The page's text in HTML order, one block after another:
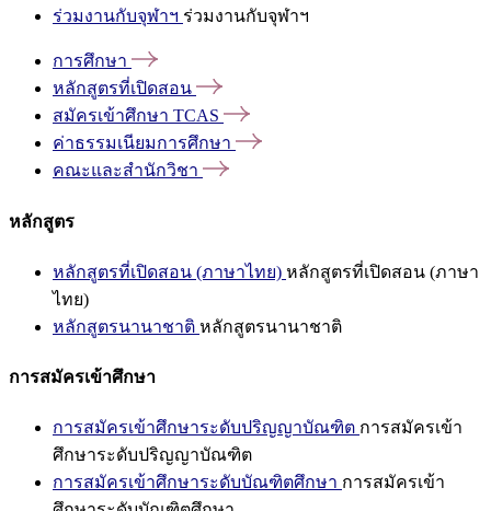
ร่วมงานกับจุฬาฯ ร่วมงานกับจุฬาฯ
การศึกษา
หลักสูตรที่เปิดสอน
สมัครเข้าศึกษา TCAS
ค่าธรรมเนียมการศึกษา
คณะและสำนักวิชา
หลักสูตร
หลักสูตรที่เปิดสอน (ภาษาไทย) หลักสูตรที่เปิดสอน (ภาษา
ไทย)
หลักสูตรนานาชาติ หลักสูตรนานาชาติ
การสมัครเข้าศึกษา
การสมัครเข้าศึกษาระดับปริญญาบัณฑิต การสมัครเข้า
ศึกษาระดับปริญญาบัณฑิต
การสมัครเข้าศึกษาระดับบัณฑิตศึกษา การสมัครเข้า